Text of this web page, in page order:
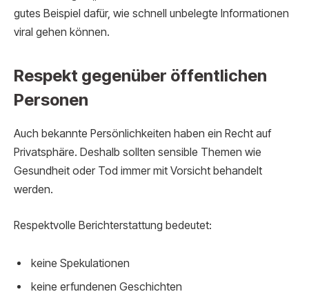
gutes Beispiel dafür, wie schnell unbelegte Informationen
viral gehen können.
Respekt gegenüber öffentlichen
Personen
Auch bekannte Persönlichkeiten haben ein Recht auf
Privatsphäre. Deshalb sollten sensible Themen wie
Gesundheit oder Tod immer mit Vorsicht behandelt
werden.
Respektvolle Berichterstattung bedeutet:
keine Spekulationen
keine erfundenen Geschichten